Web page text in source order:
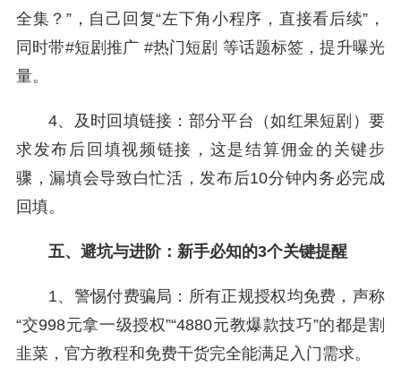
全集？”，自己回复“左下角小程序，直接看后续”，
同时带#短剧推广 #热门短剧 等话题标签，提升曝光
量。
4、及时回填链接：部分平台（如红果短剧）要
求发布后回填视频链接，这是结算佣金的关键步
骤，漏填会导致白忙活，发布后10分钟内务必完成
回填。
五、避坑与进阶：新手必知的3个关键提醒
1、警惕付费骗局：所有正规授权均免费，声称
“交998元拿一级授权”“4880元教爆款技巧”的都是割
韭菜，官方教程和免费干货完全能满足入门需求。